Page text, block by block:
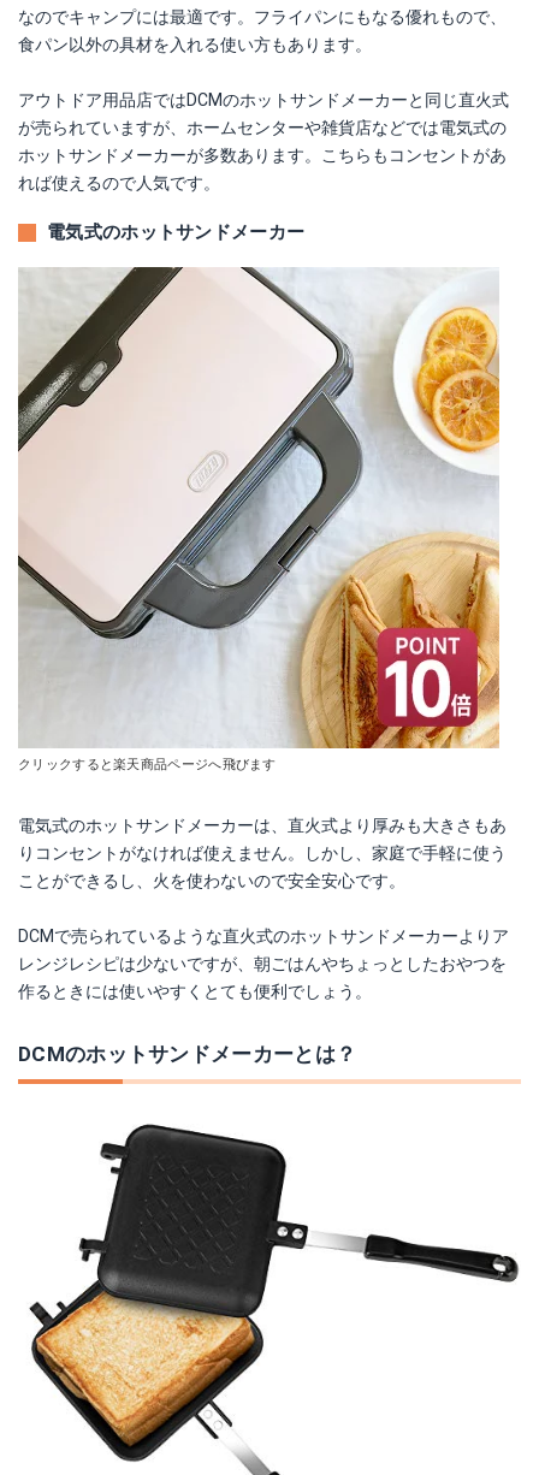
なのでキャンプには最適です。フライパンにもなる優れもので、
食パン以外の具材を入れる使い方もあります。
アウトドア用品店ではDCMのホットサンドメーカーと同じ直火式
が売られていますが、ホームセンターや雑貨店などでは電気式の
ホットサンドメーカーが多数あります。こちらもコンセントがあ
れば使えるので人気です。
電気式のホットサンドメーカー
クリックすると楽天商品ページへ飛びます
電気式のホットサンドメーカーは、直火式より厚みも大きさもあ
りコンセントがなければ使えません。しかし、家庭で手軽に使う
ことができるし、火を使わないので安全安心です。
DCMで売られているような直火式のホットサンドメーカーよりア
レンジレシピは少ないですが、朝ごはんやちょっとしたおやつを
作るときには使いやすくとても便利でしょう。
DCMのホットサンドメーカーとは？